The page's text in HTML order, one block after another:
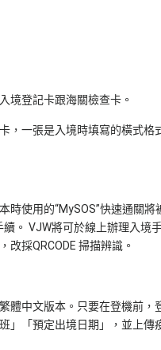
境登記卡跟海關檢查卡。
，一張是入境時填寫的橫式格
時使用的“MySOS”快速通關將
。 VJW將可於線上辦理入境
採QRCODE 掃描辨識。
體中文版本。只要在登機前，
」「預定出境日期」，並上傳